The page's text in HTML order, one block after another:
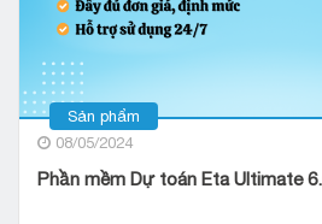
Sản phẩm
08/05/2024
Phần mềm Dự toán Eta Ultimate